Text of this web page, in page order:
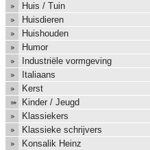
Huis / Tuin
Huisdieren
Huishouden
Humor
Industriële vormgeving
Italiaans
Kerst
Kinder / Jeugd
Klassiekers
Klassieke schrijvers
Konsalik Heinz